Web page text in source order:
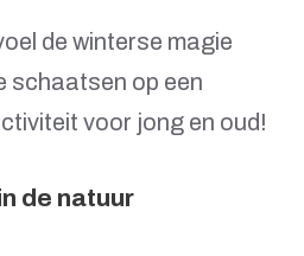
de winterse magie
schaatsen op een
voor jong en oud!
de natuur